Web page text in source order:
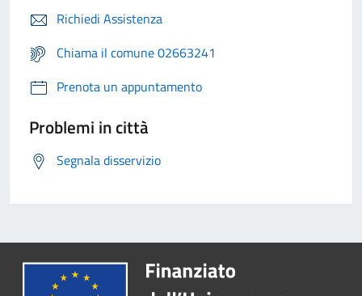
Richiedi Assistenza
Chiama il comune 02663241
Prenota un appuntamento
Problemi in città
Segnala disservizio